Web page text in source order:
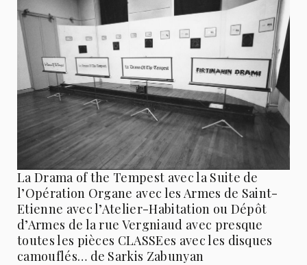
La Drama of the Tempest avec la Suite de
l’Opération Organe avec les Armes de Saint-
Etienne avec l’Atelier-Habitation ou Dépôt
d’Armes de la rue Vergniaud avec presque
toutes les pièces CLASSEes avec les disques
camouflés… de Sarkis Zabunyan